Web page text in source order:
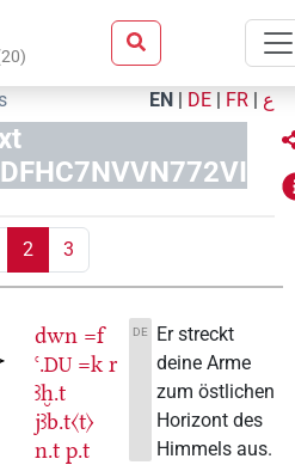
20)
EN | DE | FR | ع
2 3
dwn =f
ꜥ.DU =k r
ꜣḫ.t
jꜣb.t〈t〉
n.t p.t
DE
Er streckt
deine Arme
zum östlichen
Horizont des
Himmels aus.